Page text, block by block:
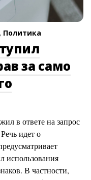
Политика
за само
в ответе на запрос
идет о
использования
В частности,